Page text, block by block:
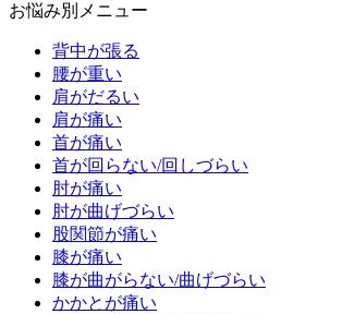
お悩み別メニュー
背中が張る
腰が重い
肩がだるい
肩が痛い
首が痛い
首が回らない/回しづらい
肘が痛い
肘が曲げづらい
股関節が痛い
膝が痛い
膝が曲がらない/曲げづらい
かかとが痛い